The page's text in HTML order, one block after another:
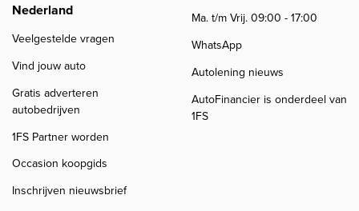
Nederland
Veelgestelde vragen
Vind jouw auto
Gratis adverteren
autobedrijven
1FS Partner worden
Occasion koopgids
Inschrijven nieuwsbrief
Ma. t/m Vrij. 09:00 - 17:00
WhatsApp
Autolening nieuws
AutoFinancier is onderdeel van
1FS